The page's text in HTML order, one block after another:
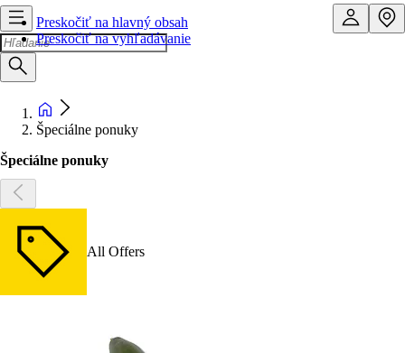
Preskočiť na hlavný obsah
Preskočiť na vyhľadávanie
Špeciálne ponuky
Špeciálne ponuky
All Offers